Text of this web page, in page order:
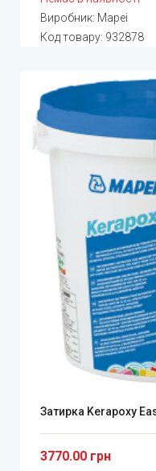
Виробник: Mapei
Код товару: 932878
Затирка Kerapoxy
3770.00 грн